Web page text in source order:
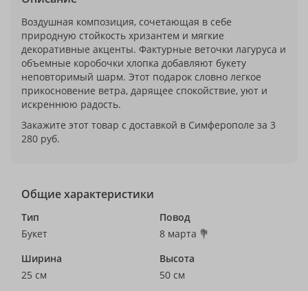
Воздушная композиция, сочетающая в себе
природную стойкость хризантем и мягкие
декоративные акценты. Фактурные веточки лагуруса и
объемные коробочки хлопка добавляют букету
неповторимый шарм. Этот подарок словно легкое
прикосновение ветра, дарящее спокойствие, уют и
искреннюю радость.
Закажите этот товар с доставкой в Симферополе за 3
280 руб.
Общие характеристики
Тип
Букет
Повод
8 марта 💐
Ширина
25 см
Высота
50 см